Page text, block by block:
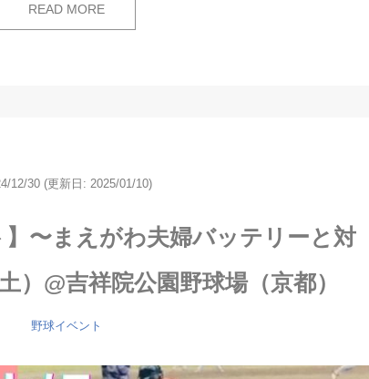
READ MORE
12/30 (更新日: 2025/01/10)
】〜まえがわ夫婦バッテリーと対
）@吉祥院公園野球場（京都）
野球イベント